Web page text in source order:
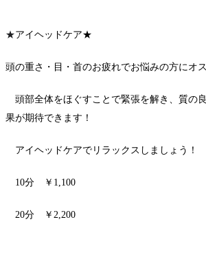
★アイヘッドケア★
頭の重さ・目・首のお疲れでお悩みの方にオス
頭部全体をほぐすことで緊張を解き、質の
果が期待できます！
アイヘッドケアでリラックスしましょう！
10分 ￥1,100
20分 ￥2,200